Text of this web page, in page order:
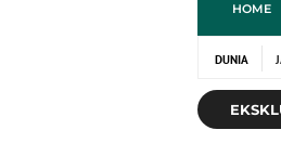
HOME
DUNIA